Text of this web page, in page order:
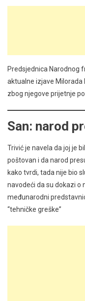
Predsjednica Narodnog
aktualne izjave
zbog njegove prijetnje
San: narod
Trivić je navela da joj je
poštovan i da narod
kako tvrdi, tada nije bio
navodeći da su dokazi o
međunarodni
“tehničke greške”